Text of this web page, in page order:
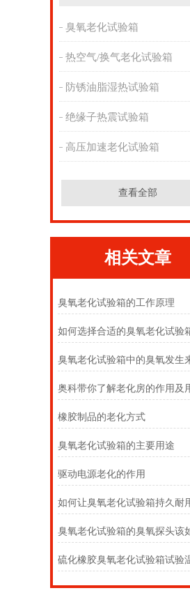
臭氧老化试验箱
热空气/换气老化试验箱
防锈油脂湿热试验箱
绝缘子热震试验箱
高压加速老化试验箱
查看全部
相关文章
臭氧老化试验箱的工作原理
如何选择合适的臭氧老化试验
臭氧老化试验箱中的臭氧发生
奥科带你了解老化房的作用及
橡胶制品的老化方式
臭氧老化试验箱的主要用途
驱动电源老化的作用
如何让臭氧老化试验箱持久耐